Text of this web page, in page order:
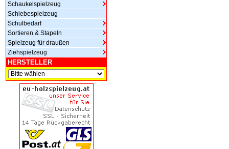
Schaukelspielzeug
Schiebespielzeug
Schulbedarf
Sortieren & Stapeln
Spielzeug für draußen
Ziehspielzeug
HERSTELLER